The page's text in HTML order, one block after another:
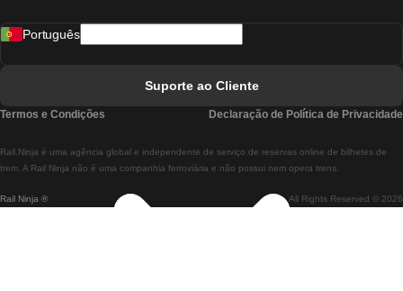
Comboios De Lisboa A Braga
Comboios De Braga A Lisboa
Rail Ninja ® All Rights Reserved © 2026
Rail.Ninja é uma agência global e independente de serviço de reservas online de bilhetes de
trem. A Rail Ninja não é uma companhia ferroviária e não possui nem opera trens.
Português
Suporte ao Cliente
Termos e Condições Declaração de Política de Privacidade